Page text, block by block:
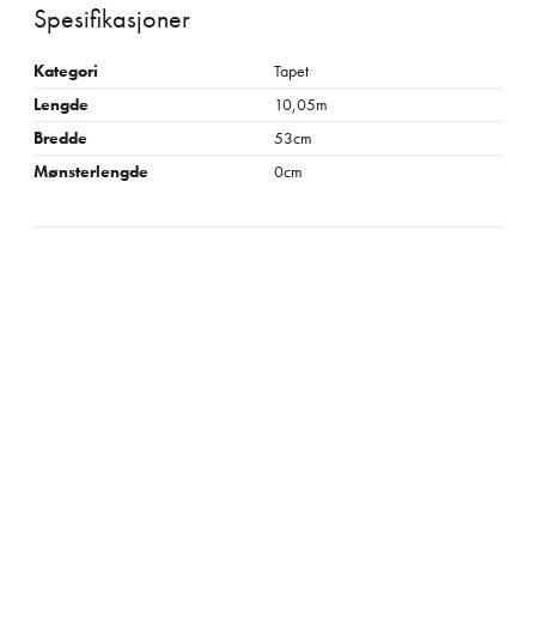
Spesifikasjoner
Kategori
Tapet
Lengde
10,05m
Bredde
53cm
Mønsterlengde
0cm